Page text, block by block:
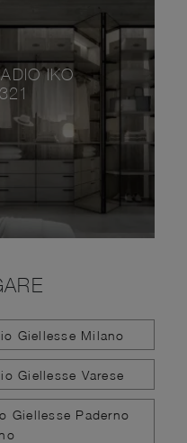
IKO
Giellesse Milano
Giellesse Varese
Giellesse Paderno